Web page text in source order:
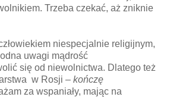
Trzeba czekać, aż zniknie
niespecjalnie religijnym,
uwagi mądrość
się od niewolnictwa. Dlatego też
w Rosji – kończę
za wspaniały, mając na